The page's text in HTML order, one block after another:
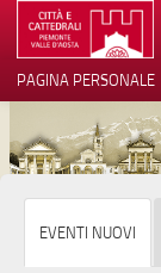
TERRITORIO
ARCHITETTURE
PAGINA PERSONALE
EVENTI NUOVI